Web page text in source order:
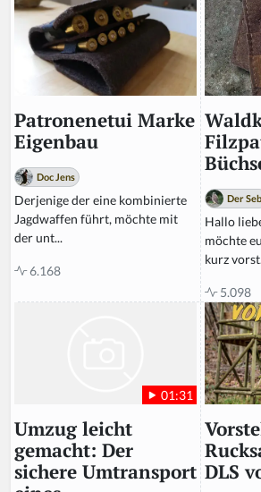
Patronenetui Marke
Eigenbau
Doc Jens
Derjenige der eine kombinierte
Jagdwaffen führt, möchte mit
der unt...
6.168
Der
Hallo
möchte
kurz
5.098
01:31
Umzug leicht
gemacht: Der
sichere Umtransport DLS